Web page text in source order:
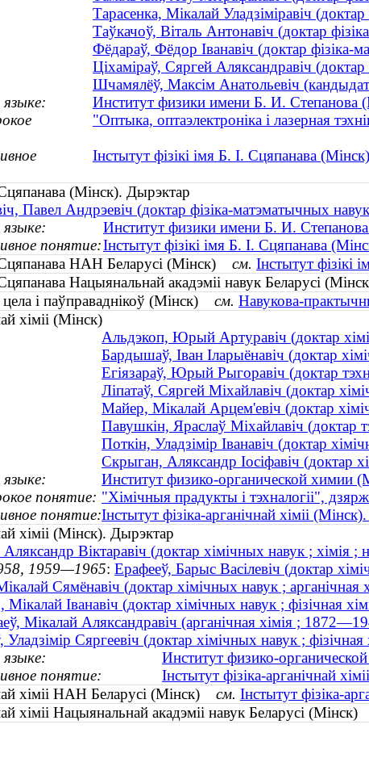
Тарасенка, Мікалай Уладзіміравіч
Таўкачоў, Віталь Антонавіч (доктар
Фёдараў, Фёдор Іванавіч (доктар
Ціхаміраў, Сяргей Аляксандравіч
Шчамялёў, Максім Анатольевіч
Институт физики имени Б. И. Степанова
"Оптыка, оптаэлектроніка і лазерная
Інстытут фізікі імя Б. І. Сцяпанава
Сцяпанава (Мінск). Дырэктар
Павел Андрэевіч (доктар фізіка-матэматычных
Институт физики имени Б. И.
понятие:Інстытут фізікі імя Б. І. Сцяпанава
Сцяпанава НАН Беларусі (Мінск) см. Інстытут фізікі
Сцяпанава Нацыянальнай акадэміі навук Беларусі
цела і паўправаднікоў (Мінск) см. Навукова-
хіміі (Мінск)
Альдэкоп, Юрый Артуравіч (доктар
Бардышаў, Іван Іларыёнавіч (доктар
Егіязараў, Юрый Рыгоравіч (доктар
Ліпатаў, Сяргей Міхайлавіч (доктар
Майер, Мікалай Арцем'евіч (доктар
Павушкін, Яраслаў Міхайлавіч (доктар
Поткін, Уладзімір Іванавіч (доктар
Скрыган, Аляксандр Іосіфавіч (доктар
Институт физико-органической химии
понятие: "Хімічныя прадукты і тэхналогіі",
понятие:Інстытут фізіка-арганічнай хіміі
хіміі (Мінск). Дырэктар
Аляксандр Віктаравіч (доктар хімічных навук ; хімія ;
1959—1965: Ерафееў, Барыс Васілевіч (доктар
Сямёнавіч (доктар хімічных навук ;
Мікалай Іванавіч (доктар хімічных навук ; фізічная
Мікалай Аляксандравіч (арганічная хімія ;
Уладзімір Сяргеевіч (доктар хімічных навук ;
Институт физико-
понятие:
Інстытут фізіка-арганічнай
хіміі НАН Беларусі (Мінск) см. Інстытут фізіка-
хіміі Нацыянальнай акадэміі навук Беларусі (Мінск)